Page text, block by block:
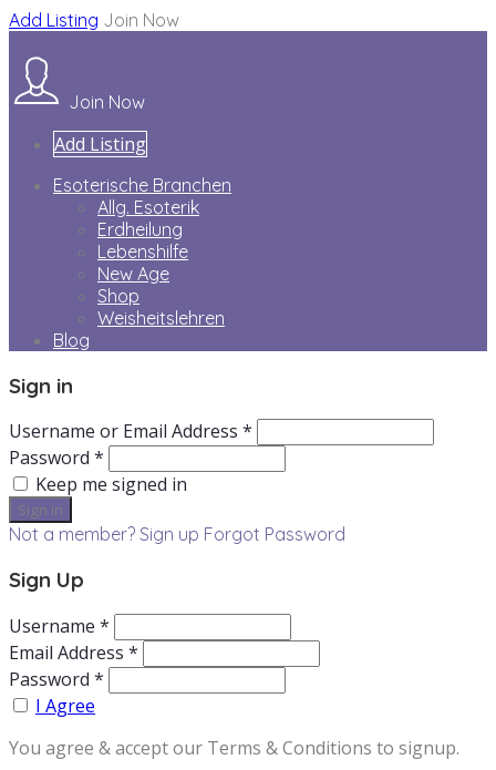
Add Listing Join Now
Join Now
Add Listing
Esoterische Branchen
Allg. Esoterik
Erdheilung
Lebenshilfe
New Age
Shop
Weisheitslehren
Blog
Sign in
Username or Email Address *
Password *
Keep me signed in
Not a member? Sign up Forgot Password
Sign Up
Username *
Email Address *
Password *
I Agree
You agree & accept our Terms & Conditions to signup.